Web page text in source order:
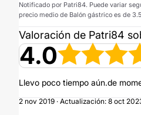
Notificado por Patri84. Puede variar
precio medio de Balón gástrico es de
Valoración de Patri84
4.0
Llevo poco tiempo aún.de
2 nov 2019 · Actualización: 8 oct